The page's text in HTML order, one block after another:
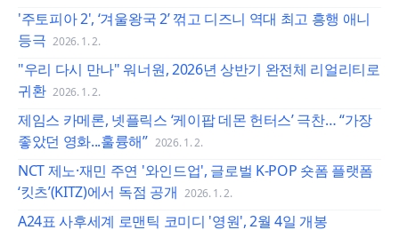
'주토피아 2', ‘겨울왕국 2’ 꺾고 디즈니 역대 최고 흥행 애니
등극 2026. 1. 2.
"우리 다시 만나" 워너원, 2026년 상반기 완전체 리얼리티로
귀환 2026. 1. 2.
제임스 카메론, 넷플릭스 ‘케이팝 데몬 헌터스’ 극찬… “가장
좋았던 영화...훌륭해” 2026. 1. 2.
NCT 제노·재민 주연 '와인드업', 글로벌 K-POP 숏폼 플랫폼
‘킷츠’(KITZ)에서 독점 공개 2026. 1. 2.
A24표 사후세계 로맨틱 코미디 '영원', 2월 4일 개봉